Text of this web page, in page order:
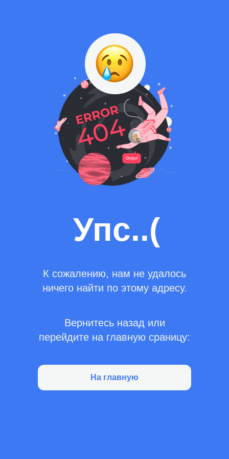
Упс..(
К сожалению, нам не удалось
ничего найти по этому адресу.
Вернитесь назад или
перейдите на главную сраницу:
На главную